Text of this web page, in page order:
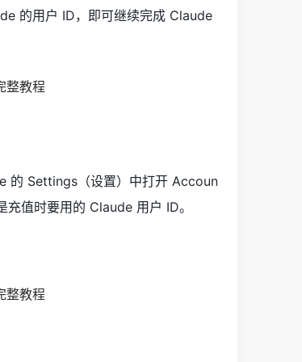
的用户 ID，即可继续完成 Claude
的 Settings（设置）中打开 Accoun
值时要用的 Claude 用户 ID。